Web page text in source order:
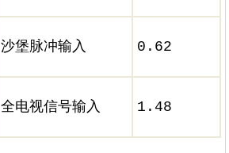
沙堡脉冲输入 0.62
全电视信号输入 1.48